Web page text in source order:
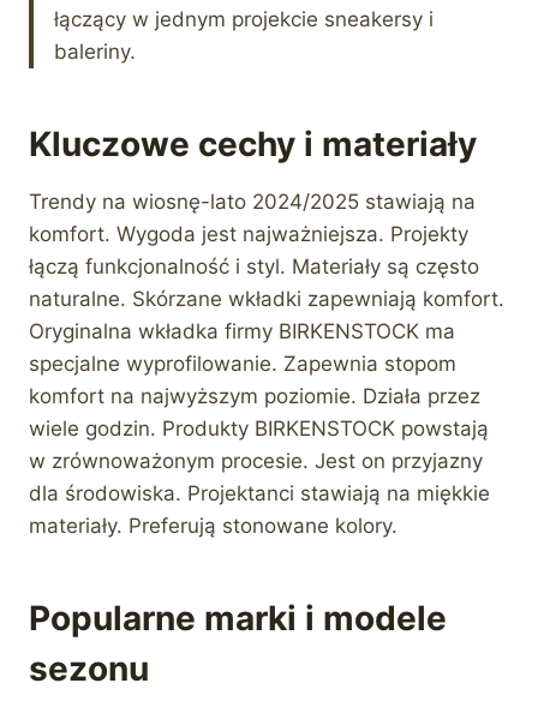
łączący w jednym projekcie sneakersy i
baleriny.
Kluczowe cechy i materiały
Trendy na wiosnę-lato 2024/2025 stawiają na
komfort. Wygoda jest najważniejsza. Projekty
łączą funkcjonalność i styl. Materiały są często
naturalne. Skórzane wkładki zapewniają komfort.
Oryginalna wkładka firmy BIRKENSTOCK ma
specjalne wyprofilowanie. Zapewnia stopom
komfort na najwyższym poziomie. Działa przez
wiele godzin. Produkty BIRKENSTOCK powstają
w zrównoważonym procesie. Jest on przyjazny
dla środowiska. Projektanci stawiają na miękkie
materiały. Preferują stonowane kolory.
Popularne marki i modele
sezonu